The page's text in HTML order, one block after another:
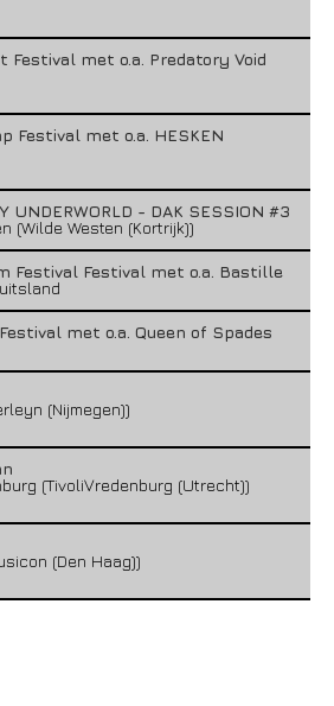
Festival met o.a. Predatory Void
Festival met o.a. HESKEN
UNDERWORLD - DAK SESSION #3
(Wilde Westen (Kortrijk))
Festival Festival met o.a. Bastille
met o.a. Queen of Spades
(Nijmegen))
(TivoliVredenburg (Utrecht))
(Den Haag))